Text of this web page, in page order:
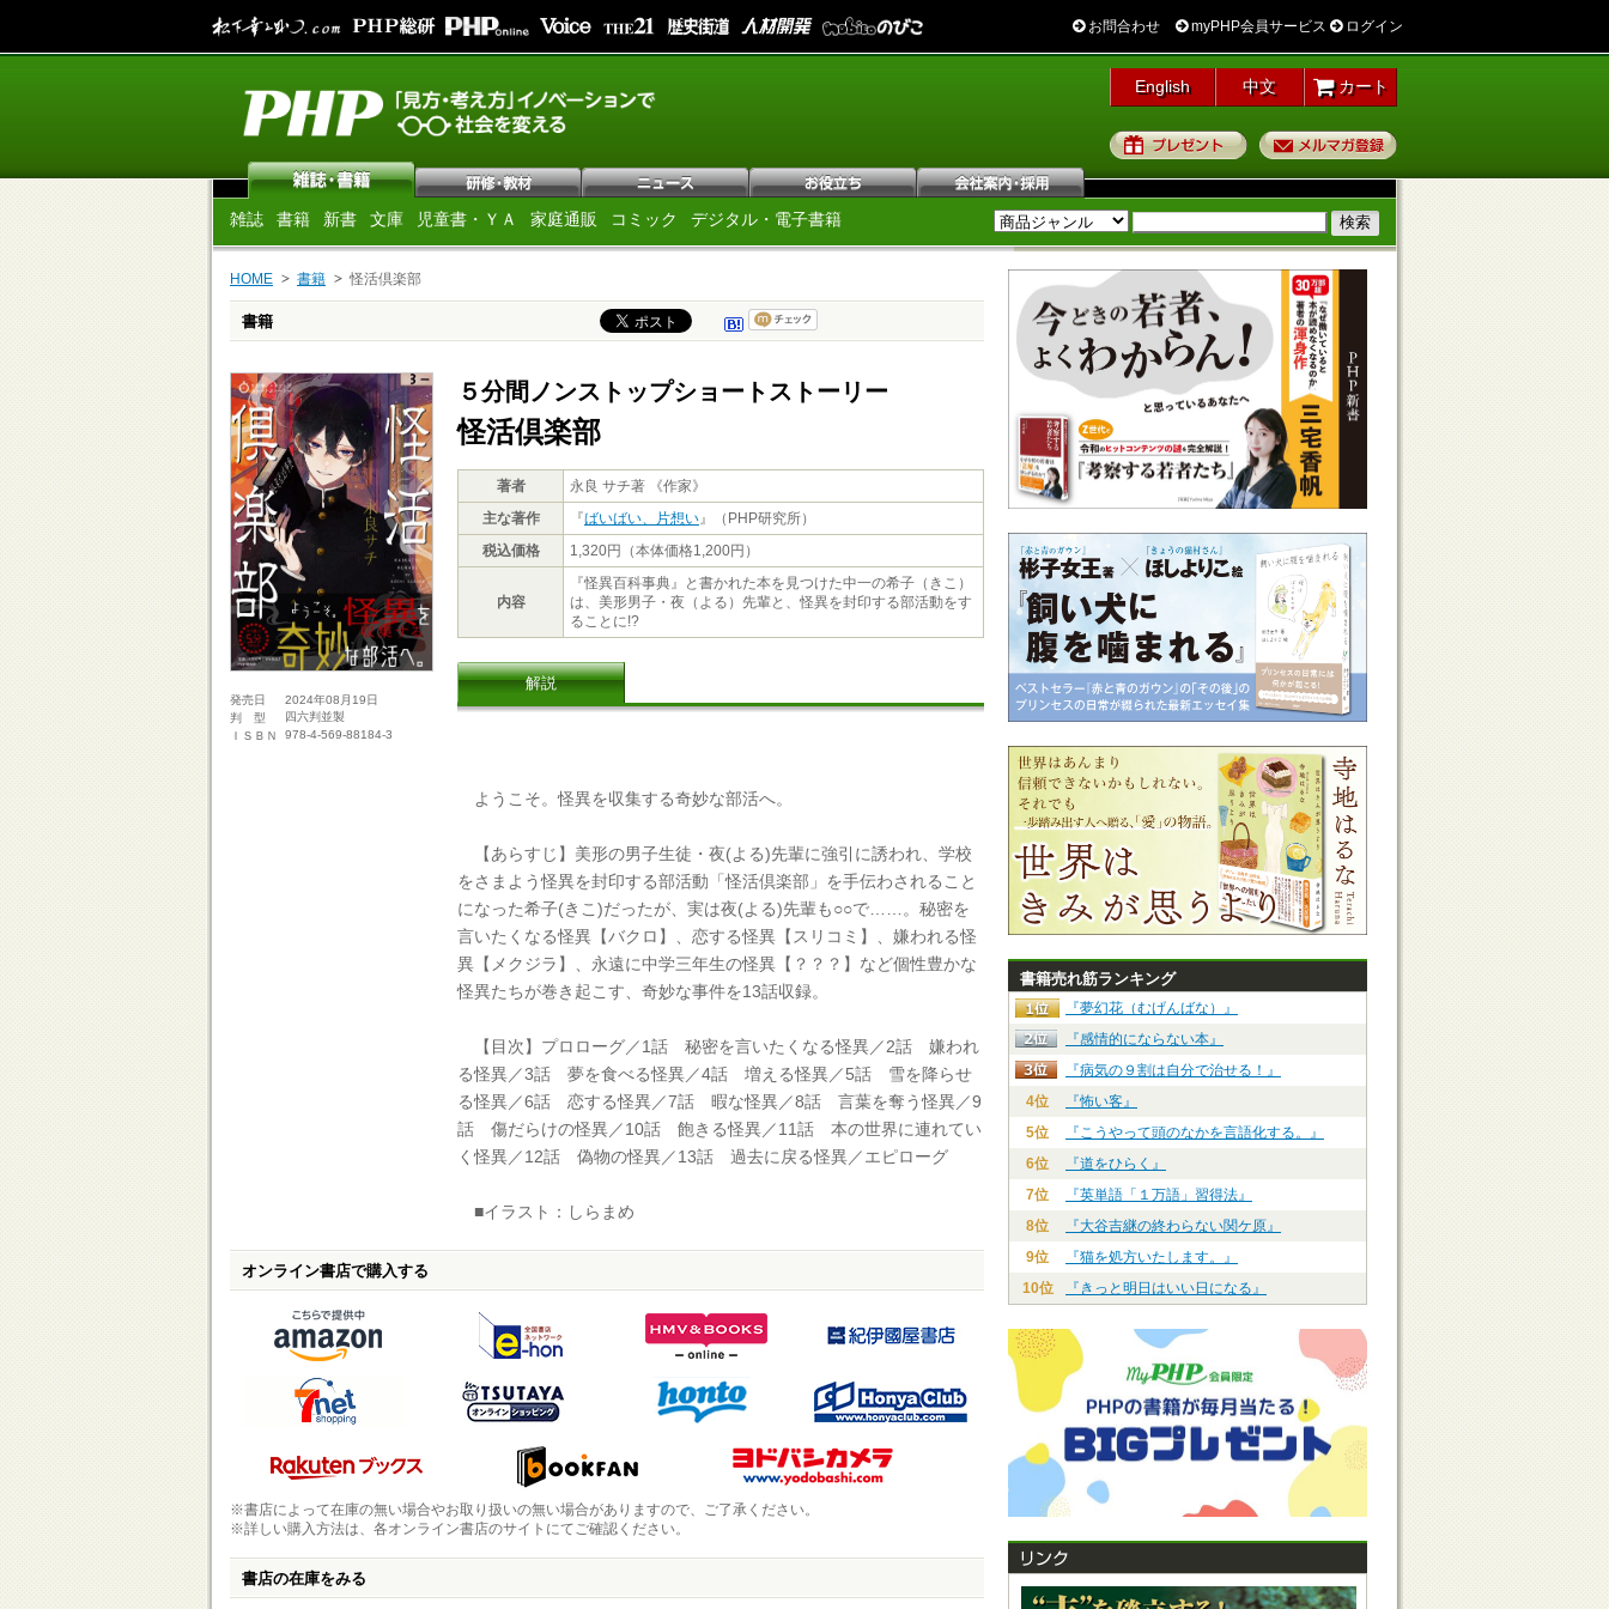
お問合わせ myPHP会員サービス ログイン
English 中文 カート
プレゼント
雑誌 書籍 新書 文庫 児童書・ＹＡ 家庭通販 コミック デジタル・電子書籍
HOME 書籍 怪活倶楽部
書籍
発売日
2024年08月19日
判 型
四六判並製
ＩＳＢＮ
978-4-569-88184-3
５分間ノンストップショートストーリー
怪活倶楽部
著者
永良 サチ著 《作家》
主な著作
『ばいばい、片想い』（PHP研究所）
税込価格
1,320円（本体価格1,200円）
内容
『怪異百科事典』と書かれた本を見つけた中一の希子（きこ）
は、美形男子・夜（よる）先輩と、怪異を封印する部活動をす
ることに!?
解説
ようこそ。怪異を収集する奇妙な部活へ。
【あらすじ】美形の男子生徒・夜(よる)先輩に強引に誘われ、学校
をさまよう怪異を封印する部活動「怪活倶楽部」を手伝わされること
になった希子(きこ)だったが、実は夜(よる)先輩も○○で……。秘密を
言いたくなる怪異【バクロ】、恋する怪異【スリコミ】、嫌われる怪
異【メクジラ】、永遠に中学三年生の怪異【？？？】など個性豊かな
怪異たちが巻き起こす、奇妙な事件を13話収録。
【目次】プロローグ／1話 秘密を言いたくなる怪異／2話 嫌われ
る怪異／3話 夢を食べる怪異／4話 増える怪異／5話 雪を降らせ
る怪異／6話 恋する怪異／7話 暇な怪異／8話 言葉を奪う怪異／9
話 傷だらけの怪異／10話 飽きる怪異／11話 本の世界に連れてい
く怪異／12話 偽物の怪異／13話 過去に戻る怪異／エピローグ
■イラスト：しらまめ
オンライン書店で購入する
※書店によって在庫の無い場合やお取り扱いの無い場合がありますので、ご了承ください。
※詳しい購入方法は、各オンライン書店のサイトにてご確認ください。
書店の在庫をみる
書籍売れ筋ランキング
『夢幻花（むげんばな）』
『感情的にならない本』
『病気の９割は自分で治せる！』
4位
『怖い客』
5位
『こうやって頭のなかを言語化する。』
6位
『道をひらく』
7位
『英単語「１万語」習得法』
8位
『大谷吉継の終わらない関ケ原』
9位
『猫を処方いたします。』
10位
『きっと明日はいい日になる』